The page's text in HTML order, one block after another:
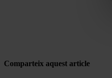
Comparteix aquest article